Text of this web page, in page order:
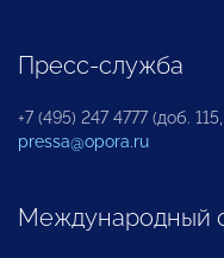
Пресс-служба
+7 (495) 247 4777 (доб. 115,
pressa@opora.ru
Международный